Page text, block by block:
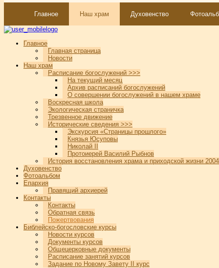
Главное Наш храм Духовенство
Главное
Главная страница
Новости
Наш храм
Расписание богослужений >>>
На текущий месяц
Архив расписаний богослужений
О совершении богослужений в нашем храме
Воскресная школа
Экологическая страничка
Трезвенное движение
Исторические сведения >>>
Экскурсия «Страницы прошлого»
Князья Юсуповы
Николай II
Протоиерей Василий Рыбнов
История восстановления храма и приходской жизни
Духовенство
Фотоальбом
Епархия
Правящий архиерей
Контакты
Контакты
Обратная связь
Пожертвования
Библейско-богословские курсы
Новости курсов
Документы курсов
Общецерковные документы
Расписание занятий курсов
Задание по Новому Завету II курс